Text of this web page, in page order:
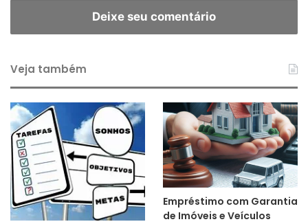
Deixe seu comentário
Veja também
Empréstimo com Garantia
de Imóveis e Veículos